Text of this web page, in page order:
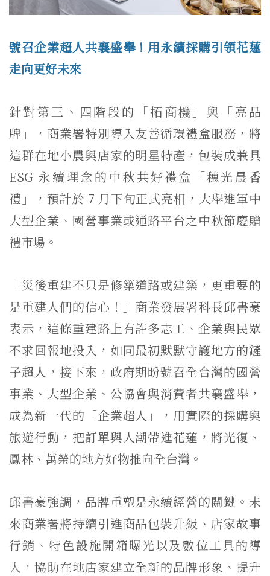
號召企業超人共襄盛舉！用永續採購引領花蓮
走向更好未來
針對第三、四階段的「拓商機」與「亮品
牌」，商業署特別導入友善循環禮盒服務，將
這群在地小農與店家的明星特產，包裝成兼具
ESG 永續理念的中秋共好禮盒「穗光晨香
禮」，預計於 7 月下旬正式亮相，大舉進軍中
大型企業、國營事業或通路平台之中秋節慶贈
禮市場。
「災後重建不只是修築道路或建築，更重要的
是重建人們的信心！」商業發展署科長邱書豪
表示，這條重建路上有許多志工、企業與民眾
不求回報地投入，如同最初默默守護地方的鏟
子超人，接下來，政府期盼號召全台灣的國營
事業、大型企業、公協會與消費者共襄盛舉，
成為新一代的「企業超人」，用實際的採購與
旅遊行動，把訂單與人潮帶進花蓮，將光復、
鳳林、萬榮的地方好物推向全台灣。
邱書豪強調，品牌重塑是永續經營的關鍵。未
來商業署將持續引進商品包裝升級、店家故事
行銷、特色設施開箱曝光以及數位工具的導
入，協助在地店家建立全新的品牌形象、提升